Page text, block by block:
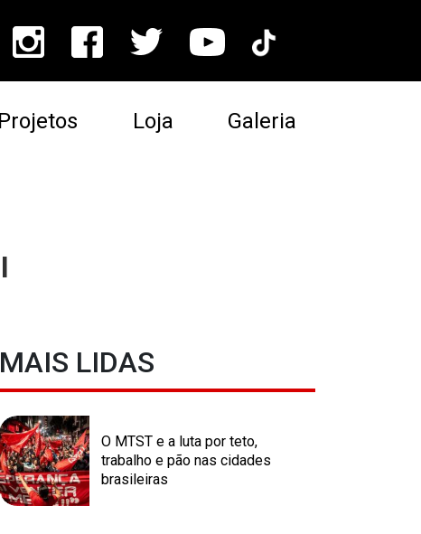
Loja Galeria
MAIS LIDAS
O MTST e a luta por teto,
trabalho e pão nas cidades
brasileiras